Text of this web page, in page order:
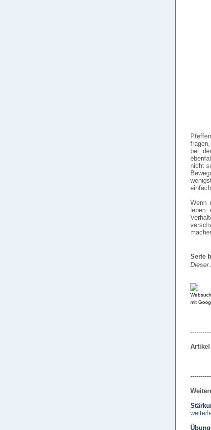
bei
nicht
Wenn
Seite
Dieser
Artikel